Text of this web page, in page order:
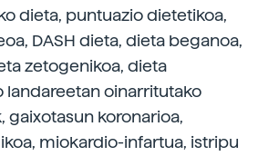
dieta, puntuazio dietetikoa,
DASH dieta, dieta beganoa,
zetogenikoa, dieta
landareetan oinarritutako
gaixotasun koronarioa,
miokardio-infartua, istripu